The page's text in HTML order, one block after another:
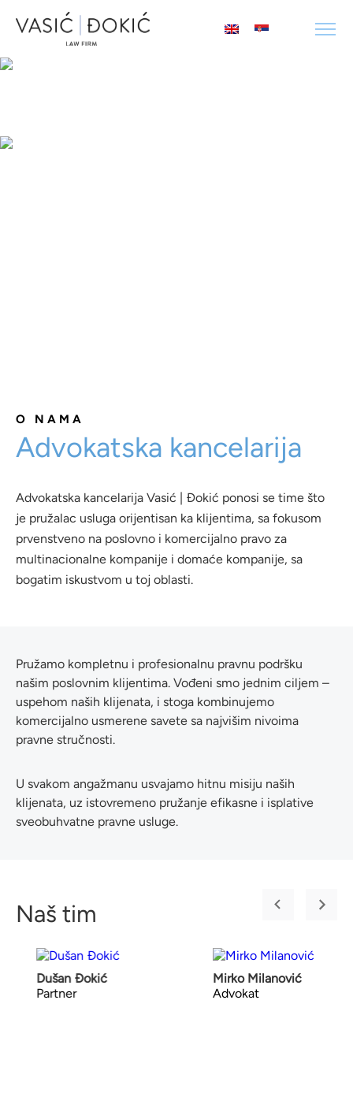
O NAMA
Advokatska kancelarija
Advokatska kancelarija Vasić | Đokić ponosi se time što
je pružalac usluga orijentisan ka klijentima, sa fokusom
prvenstveno na poslovno i komercijalno pravo za
multinacionalne kompanije i domaće kompanije, sa
bogatim iskustvom u toj oblasti.
Pružamo kompletnu i profesionalnu pravnu podršku
našim poslovnim klijentima. Vođeni smo jednim ciljem –
uspehom naših klijenata, i stoga kombinujemo
komercijalno usmerene savete sa najvišim nivoima
pravne stručnosti.
U svakom angažmanu usvajamo hitnu misiju naših
klijenata, uz istovremeno pružanje efikasne i isplative
sveobuhvatne pravne usluge.
Naš tim
Dušan Đokić
Partner
Mirko Milanović
Advokat